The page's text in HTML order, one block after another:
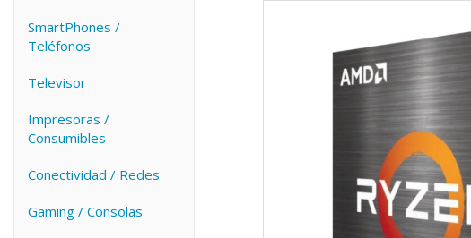
SmartPhones /
Teléfonos
Televisor
Impresoras /
Consumibles
Conectividad / Redes
Gaming / Consolas